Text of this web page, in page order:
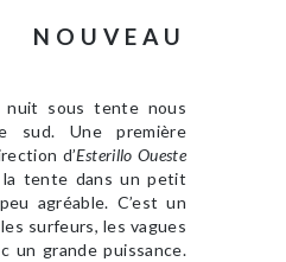
nuit sous tente nous
sud. Une première
d’Esterillo Oueste
tente dans un petit
agréable. C’est un
surfeurs, les vagues
un grande puissance.